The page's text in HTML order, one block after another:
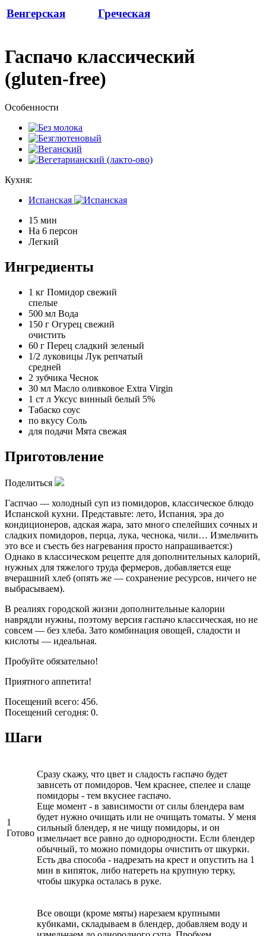
Венгерская Греческая
Гаспачо классический
(gluten-free)
Особенности
Кухня:
Испанская
15 мин
На 6 персон
Легкий
Ингредиенты
1 кг Помидор свежий
спелые
500 мл Вода
150 г Огурец свежий
очистить
60 г Перец сладкий зеленый
1/2 луковицы Лук репчатый
средней
2 зубчика Чеснок
30 мл Масло оливковое Extra Virgin
1 ст л Уксус винный белый 5%
Табаско соус
по вкусу Соль
для подачи Мята свежая
Приготовление
Поделиться
Гаспчао — холодный суп из помидоров, классическое блюдо
Испанской кухни. Представьте: лето, Испания, эра до
кондиционеров, адская жара, зато много спелейших сочных и
сладких помидоров, перца, лука, чеснока, чили… Измельчить
это все и съесть без нагревания просто напрашивается:)
Однако в классическом рецепте для дополнительных калорий,
нужных для тяжелого труда фермеров, добавляется еще
вчерашний хлеб (опять же — сохранение ресурсов, ничего не
выбрасываем).
В реалиях городской жизни дополнительные калории
наврядли нужны, поэтому версия гаспачо классическая, но не
совсем — без хлеба. Зато комбинация овощей, сладости и
кислоты — идеальная.
Пробуйте обязательно!
Приятного аппетита!
Посещений всего: 456.
Посещений сегодня: 0.
Шаги
1
Готово
Сразу скажу, что цвет и сладость гаспачо будет
зависеть от помидоров. Чем краснее, спелее и слаще
помидоры - тем вкуснее гаспачо.
Еще момент - в зависимости от силы блендера вам
будет нужно очищать или не очищать томаты. У меня
сильный блендер, я не чищу помидоры, и он
измельчает все равно до однородности. Если блендер
обычный, то можно помидоры очистить от шкурки.
Есть два способа - надрезать на крест и опустить на 1
мин в кипяток, либо натереть на крупную терку,
чтобы шкурка осталась в руке.
Все овощи (кроме мяты) нарезаем крупными
кубиками, складываем в блендер, добавляем воду и